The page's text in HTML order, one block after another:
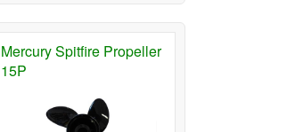
Mercury Spitfire Propeller
15P